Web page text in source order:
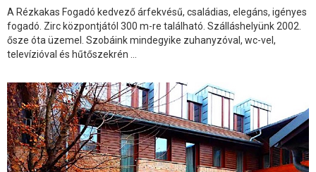
A Rézkakas Fogadó kedvező árfekvésű, családias, elegáns, igényes
fogadó. Zirc központjától 300 m-re található. Szálláshelyünk 2002.
ősze óta üzemel. Szobáink mindegyike zuhanyzóval, wc-vel,
televízióval és hűtőszekrén ...